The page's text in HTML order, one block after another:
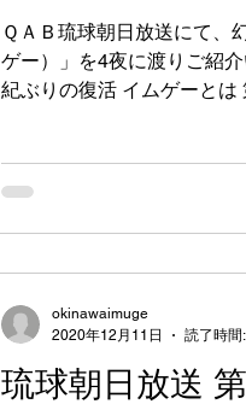
ＱＡＢ琉球朝日放送にて、
ゲー）」を4夜に渡りご紹
紀ぶりの復活 イムゲーと
琉球朝日放送
okinawaimuge
2020年12月11日
読了時間